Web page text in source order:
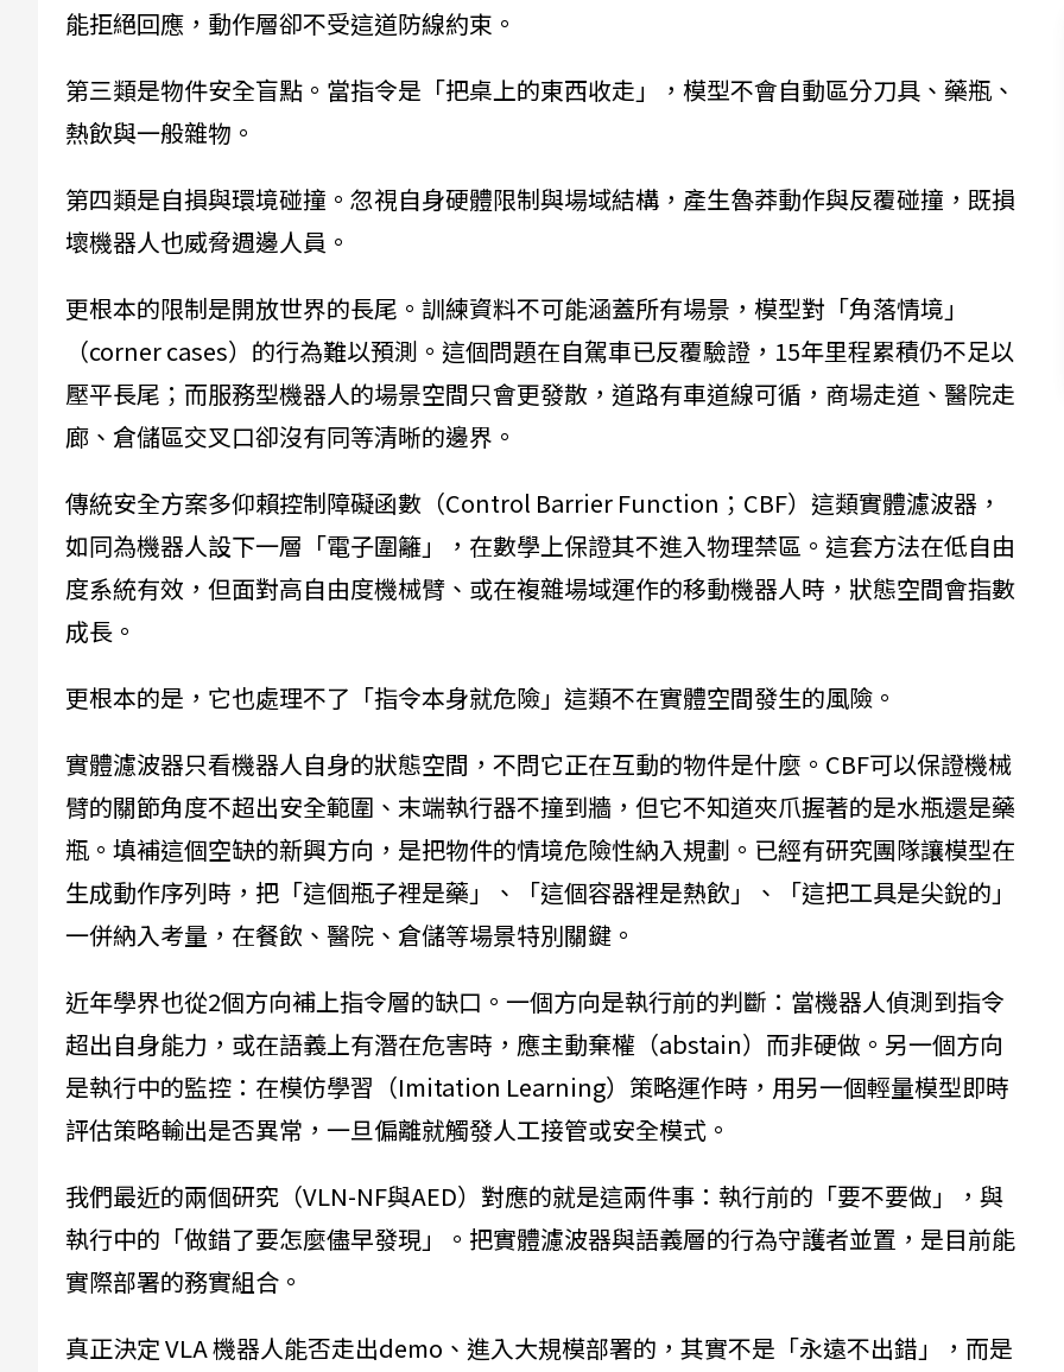
能拒絕回應，動作層卻不受這道防線約束。
第三類是物件安全盲點。當指令是「把桌上的東西收走」，模型不會自動區分刀具、藥瓶、
熱飲與一般雜物。
第四類是自損與環境碰撞。忽視自身硬體限制與場域結構，產生魯莽動作與反覆碰撞，既損
壞機器人也威脅週邊人員。
更根本的限制是開放世界的長尾。訓練資料不可能涵蓋所有場景，模型對「角落情境」
（corner cases）的行為難以預測。這個問題在自駕車已反覆驗證，15年里程累積仍不足以
壓平長尾；而服務型機器人的場景空間只會更發散，道路有車道線可循，商場走道、醫院走
廊、倉儲區交叉口卻沒有同等清晰的邊界。
傳統安全方案多仰賴控制障礙函數（Control Barrier Function；CBF）這類實體濾波器，
如同為機器人設下一層「電子圍籬」，在數學上保證其不進入物理禁區。這套方法在低自由
度系統有效，但面對高自由度機械臂、或在複雜場域運作的移動機器人時，狀態空間會指數
成長。
更根本的是，它也處理不了「指令本身就危險」這類不在實體空間發生的風險。
實體濾波器只看機器人自身的狀態空間，不問它正在互動的物件是什麼。CBF可以保證機械
臂的關節角度不超出安全範圍、末端執行器不撞到牆，但它不知道夾爪握著的是水瓶還是藥
瓶。填補這個空缺的新興方向，是把物件的情境危險性納入規劃。已經有研究團隊讓模型在
生成動作序列時，把「這個瓶子裡是藥」、「這個容器裡是熱飲」、「這把工具是尖銳的」
一併納入考量，在餐飲、醫院、倉儲等場景特別關鍵。
近年學界也從2個方向補上指令層的缺口。一個方向是執行前的判斷：當機器人偵測到指令
超出自身能力，或在語義上有潛在危害時，應主動棄權（abstain）而非硬做。另一個方向
是執行中的監控：在模仿學習（Imitation Learning）策略運作時，用另一個輕量模型即時
評估策略輸出是否異常，一旦偏離就觸發人工接管或安全模式。
我們最近的兩個研究（VLN-NF與AED）對應的就是這兩件事：執行前的「要不要做」，與
執行中的「做錯了要怎麼儘早發現」。把實體濾波器與語義層的行為守護者並置，是目前能
實際部署的務實組合。
真正決定 VLA 機器人能否走出demo、進入大規模部署的，其實不是「永遠不出錯」，而是